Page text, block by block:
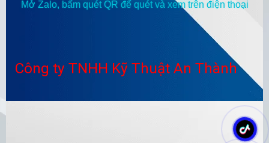
Mở Zalo, bấm quét QR để quét và xem trên điện thoại
Công ty TNHH Kỹ Thuật An Thành